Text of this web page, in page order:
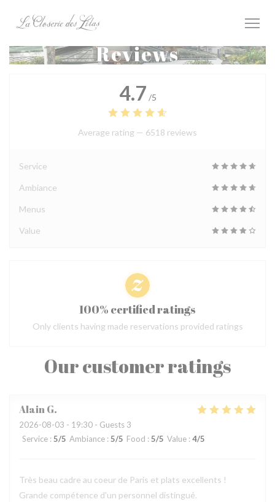
Reviews
Our customer ratings
AlainG
2026-08-03 - 19:30 - Guests 3
Service : 5/5 Ambiance : 5/5 Food : 5/5 Value : 4/5
Très beau cadre au coeur de Paris et plats excellents !
Grande compétence d'un personnel distingué.
4.7 /5
Average rating — 6518 reviews
Service
Ambiance
Menus
Value
100% certified ratings
Only clients having made reservations provided ratings